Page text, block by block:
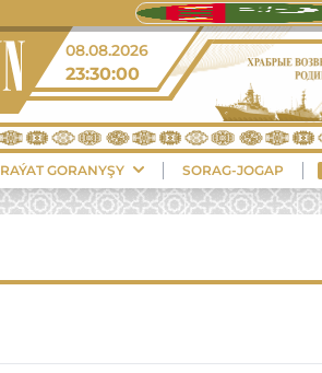
08.08.2026
23:30:02
RAÝAT GORANYŞY SORAG-JOGAP